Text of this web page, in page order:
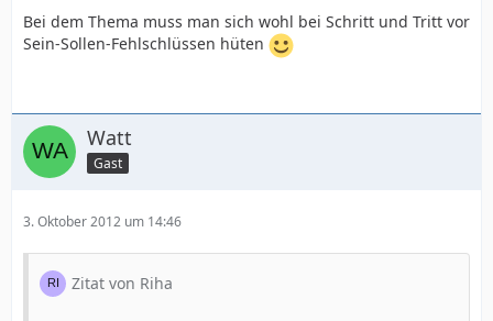
Bei dem Thema muss man sich wohl bei Schritt und Tritt vor
Sein-Sollen-Fehlschlüssen hüten
Watt
Gast
3. Oktober 2012 um 14:46
Zitat von Riha